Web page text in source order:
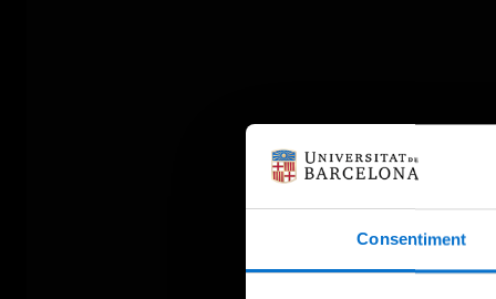
Consentiment